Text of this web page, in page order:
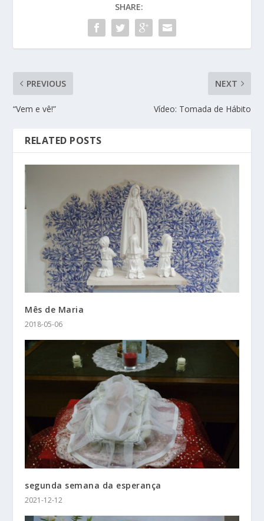
SHARE:
PREVIOUS
“Vem e vê!”
NEXT
Vídeo: Tomada de Hábito
RELATED POSTS
Mês de Maria
2018-05-06
segunda semana da esperança
2021-12-12